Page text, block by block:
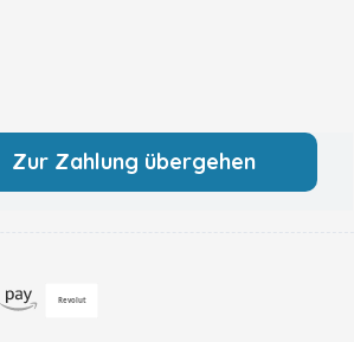
Zur Zahlung übergehen